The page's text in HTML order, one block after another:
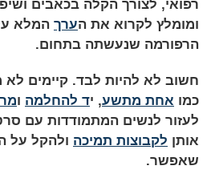
רפואי, לצורך הקלה בכאבים
ומומלץ לקרוא את הערך המלא
הרפורמה שנעשתה בתחום.
חשוב לא להיות לבד. קיימים לא
כמו אחת מתשע, יד להחלמה ו
לעזור לנשים המתמודדות עם
אותן לקבוצות תמיכה ולהקל על
שאפשר.